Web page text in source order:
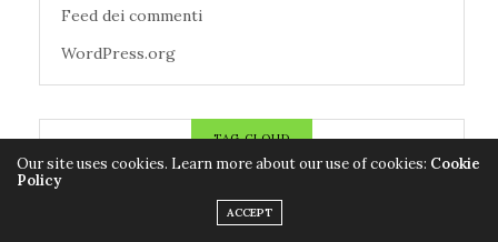
Feed dei commenti
WordPress.org
TAG CLOUD
Our site uses cookies. Learn more about our use of cookies: Cookie
Policy
ACCEPT